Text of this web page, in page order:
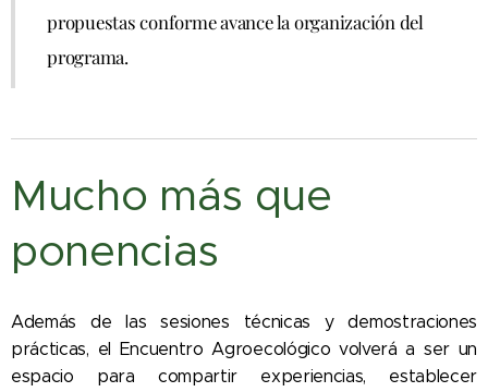
propuestas conforme avance la organización del
programa.
Mucho más que
ponencias
Además de las sesiones técnicas y demostraciones
prácticas, el Encuentro Agroecológico volverá a ser un
espacio para compartir experiencias, establecer